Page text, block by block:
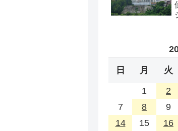
日 月 火
1 2
7
8 9
14
15 16